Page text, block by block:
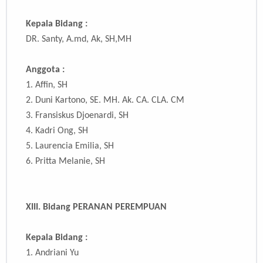
Kepala Bidang :
DR. Santy, A.md, Ak, SH,MH
Anggota :
1. Affin, SH
2. Duni Kartono, SE. MH. Ak. CA. CLA. CM
3. Fransiskus Djoenardi, SH
4. Kadri Ong, SH
5. Laurencia Emilia, SH
6. Pritta Melanie, SH
XIII. Bidang PERANAN PEREMPUAN
Kepala Bidang :
1. Andriani Yu